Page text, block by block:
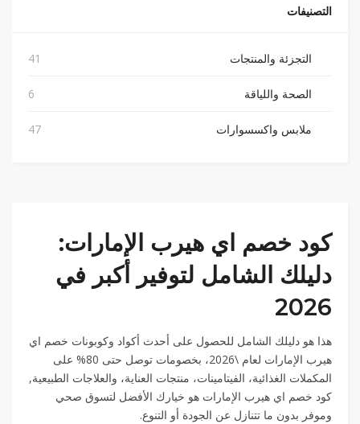
التصنيفات
التجزئة والمنتجات 41
الصحة واللياقة 6
ملابس واكسسوارات 47
كود خصم اي هيرب الإمارات:
دليلك الشامل لتوفير أكبر في
2026
هذا هو دليلك الشامل للحصول على أحدث أكواد وكوبونات خصم اي
هيرب الإمارات لعام \2026، بخصومات توصل حتى 80% على
المكملات الغذائية، الفيتامينات، منتجات العناية، والعلاجات الطبيعية,
كود خصم اي هيرب الإمارات هو خيارك الأفضل لتسوق صحي
وموفر بدون ما تتنازل عن الجودة أو التنوع.